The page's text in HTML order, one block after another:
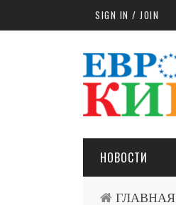
Skip to main contentSIGN IN / JOIN
НОВОСТИ
ГЛАВНАЯ